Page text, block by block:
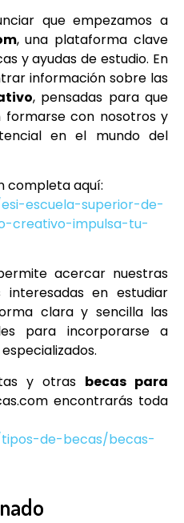
que empezamos a
, una plataforma clave
y ayudas de estudio. En
información sobre las
, pensadas para que
formarse con nosotros y
en el mundo del
completa aquí:
escuela-superior-de-
creativo-impulsa-tu-
acercar nuestras
en estudiar
clara y sencilla las
para incorporarse a
y otras becas para
encontrarás toda
de-becas/becas-